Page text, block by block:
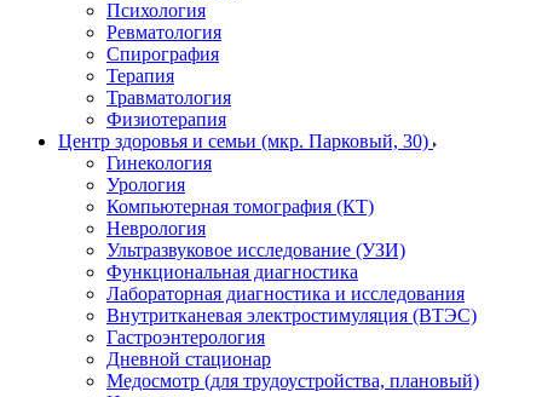
Психология
Ревматология
Спирография
Терапия
Травматология
Физиотерапия
Центр здоровья и семьи (мкр. Парковый, 30)
Гинекология
Урология
Компьютерная томография (КТ)
Неврология
Ультразвуковое исследование (УЗИ)
Функциональная диагностика
Лабораторная диагностика и исследования
Внутритканевая электростимуляция (ВТЭС)
Гастроэнтерология
Дневной стационар
Медосмотр (для трудоустройства, плановый)